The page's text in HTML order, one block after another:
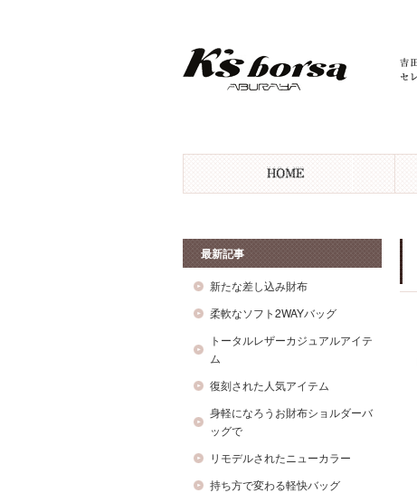
最新記事
新たな差し込み財布
柔軟なソフト2WAYバッグ
トータルレザーカジュアルアイテ
ム
復刻された人気アイテム
身軽になろうお財布ショルダーバ
ッグで
リモデルされたニューカラー
持ち方で変わる軽快バッグ